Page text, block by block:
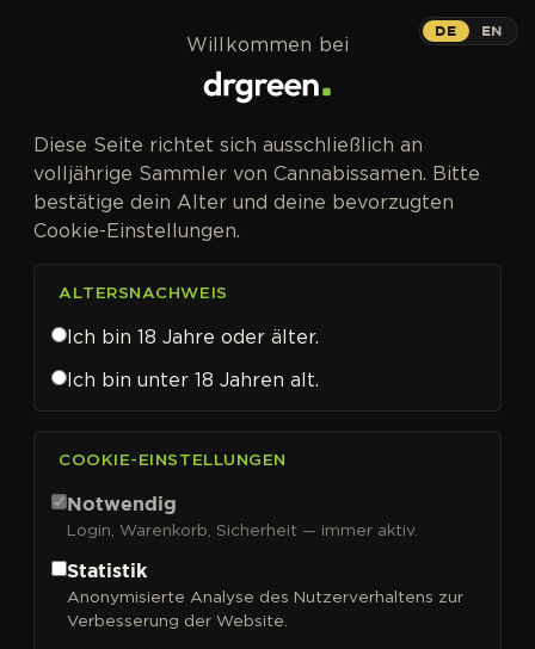
Paradise Seeds
Sortieren nach
DE EN
Willkommen bei
Diese Seite richtet sich ausschließlich an
volljährige Sammler von Cannabissamen. Bitte
bestätige dein Alter und deine bevorzugten
Cookie-Einstellungen.
ALTERSNACHWEIS
Ich bin 18 Jahre oder älter.
Ich bin unter 18 Jahren alt.
COOKIE-EINSTELLUNGEN
Notwendig
Login, Warenkorb, Sicherheit — immer aktiv.
Statistik
Anonymisierte Analyse des Nutzerverhaltens zur
Verbesserung der Website.